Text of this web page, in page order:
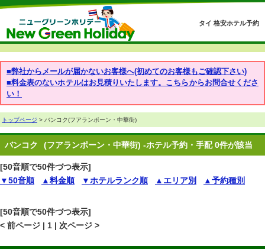
タイ 格安ホテル予約
■弊社からメールが届かないお客様へ(初めてのお客様もご確認下さい)
■料金表のないホテルはお見積りいたします。こちらからお問合せくださ
い！
トップページ > バンコク(フアランポーン・中華街)
バンコク (フアランポーン・中華街) -ホテル予約・手配 0件が該当
[50音順で50件づつ表示]
▼50音順
▲料金順 ▼ホテルランク順 ▲エリア別 ▲予約種別
[50音順で50件づつ表示]
< 前ページ | 1 | 次ページ >